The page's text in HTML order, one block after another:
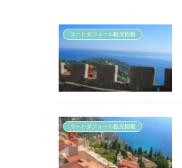
コートダジュール観光情報
コートダジュール観光情報